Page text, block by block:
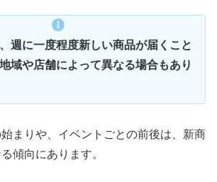
週に一度程度新しい商品が届くこと
域や店舗によって異なる場合もあり
まりや、イベントごとの前後は、新商
傾向にあります。